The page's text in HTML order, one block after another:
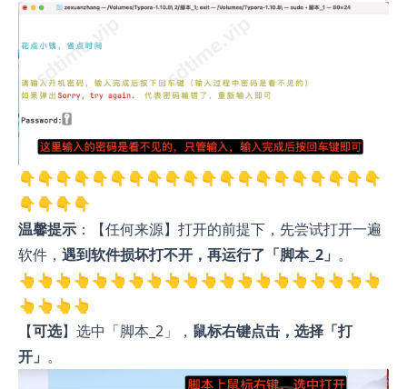
👇👇👇👇👇👇👇👇👇👇👇👇👇👇👇👇👇👇👇👇
👇👇👇👇
温馨提示 ：【任何来源】打开的前提下，先尝试打开一遍
软件， 遇到软件损坏打不开，再运行了「脚本_2」 。
👆👆👆👆👆👆👆👆👆👆👆👆👆👆👆👆👆👆👆👆
👆👆👆👆
【可选】选中「脚本_2」， 鼠标右键点击，选择「打
开」 。